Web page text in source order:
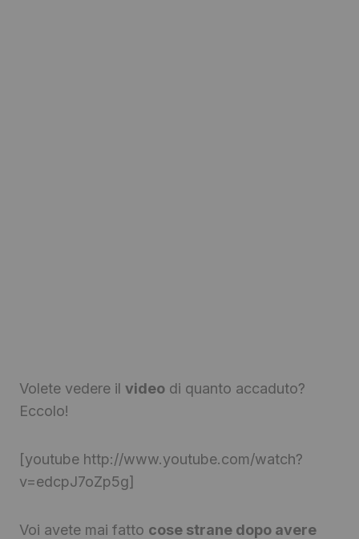
Volete vedere il video di quanto accaduto?
Eccolo!
[youtube http://www.youtube.com/watch?
v=edcpJ7oZp5g]
Voi avete mai fatto cose strane dopo avere